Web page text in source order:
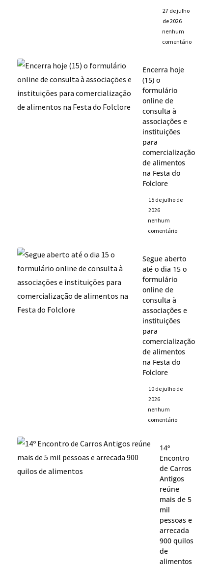
27 de julho
de 2026
nenhum
comentário
Encerra hoje
(15) o
formulário
online de
consulta à
associações e
instituições
para
comercialização
de alimentos
na Festa do
Folclore
15 de julho de
2026
nenhum
comentário
Segue aberto
até o dia 15 o
formulário
online de
consulta à
associações e
instituições
para
comercialização
de alimentos
na Festa do
Folclore
10 de julho de
2026
nenhum
comentário
14º
Encontro
de Carros
Antigos
reúne
mais de 5
mil
pessoas e
arrecada
900 quilos
de
alimentos